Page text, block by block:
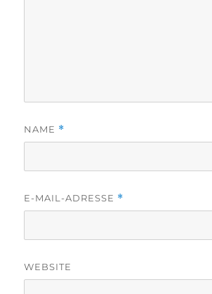
NAME *
E-MAIL-ADRESSE *
WEBSITE